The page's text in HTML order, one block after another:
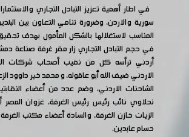
في اطار أهمية تعزيز التبادل التجاري
سورية والاردن، وضرورة تنامي التعاون بين
المناسب لاستغلالها بالشكل المأمول بهدف
في حجم التبادل التجاري زار مقر غرفة صناعة
أردني ترأسه كل من نقيب أصحاب شركات
الاردني ضيف الله أبو عاقوله، و محمد خير داوود
الشاحنات الاردني، وضم عدد من أعضاء
نحلاوي نائب رئيس رئيس الغرفة، غزوان المصر
الزيات خازن الغرفة، والسادة أعضاء مكتب
حسام عابدين.